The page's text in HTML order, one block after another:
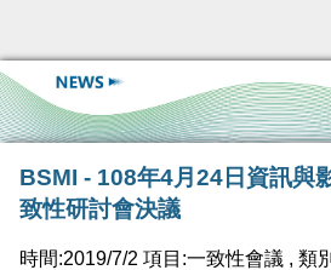
BSMI - 108年4月24日資訊與
致性研討會決議
時間:2019/7/2 項目:一致性會議 , 類